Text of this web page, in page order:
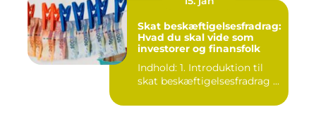
Skat beskæftigelsesfradrag:
Hvad du skal vide som
investorer og finansfolk
Indhold: 1. Introduktion til
skat beskæftigelsesfradrag ...